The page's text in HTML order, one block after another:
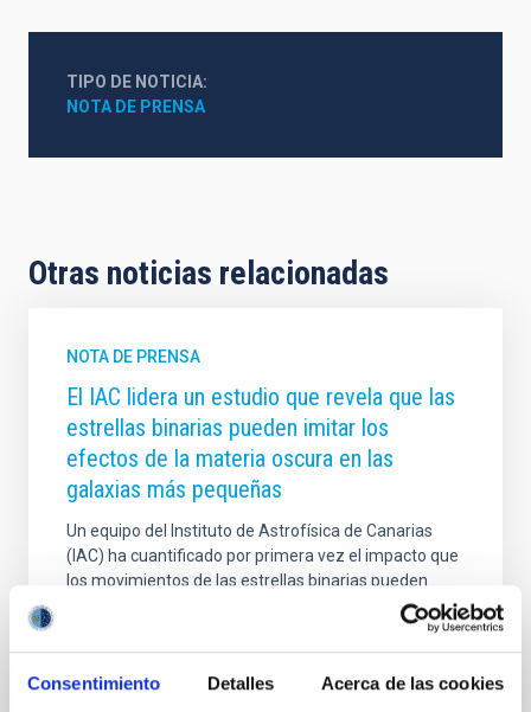
Consentimiento Detalles Acerca de las cookies
TIPO DE NOTICIA
NOTA DE PRENSA
Otras noticias relacionadas
NOTA DE PRENSA
El IAC lidera un estudio que revela que las
estrellas binarias pueden imitar los
efectos de la materia oscura en las
galaxias más pequeñas
Un equipo del Instituto de Astrofísica de Canarias
(IAC) ha cuantificado por primera vez el impacto que
los movimientos de las estrellas binarias pueden
tener en las estimaciones de materia oscura de
algunas de las galaxias más pequeñas del universo.
El trabajo propone una nueva metodología que
permitirá obtener mediciones más precisas de la